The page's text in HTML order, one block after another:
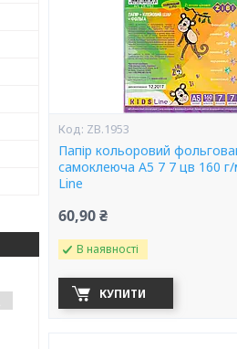
ZB.1953
Папір кольоровий
самоклеюча А5 7 7 цв 160
Line
60,90 ₴
В наявності
КУПИТИ